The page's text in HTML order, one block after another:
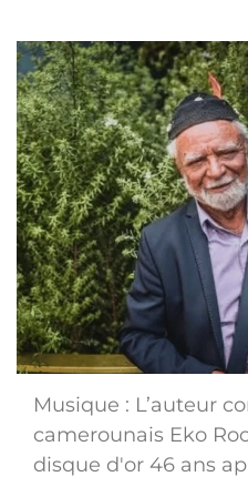
Musique : L’auteur
camerounais Eko
disque d'or 46 ans